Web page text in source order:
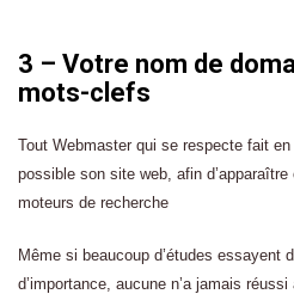
3 – Votre nom de
mots-clefs
Tout Webmaster qui se respecte fait
possible son site web, afin
moteurs de recherche
Même si beaucoup d’études essayent
d’importance, aucune n’a jamais réussi